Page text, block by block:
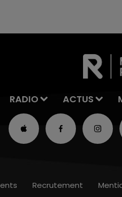
RADIO ACTUS
Recrutement